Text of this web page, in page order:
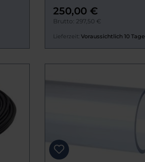
250,00 €
Brutto: 297,50 €
Lieferzeit: Voraussichtlich 10 Tage